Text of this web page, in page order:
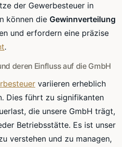
der Gewerbesteuer in
können die Gewinnverteilung
und erfordern eine präzise
.
deren Einfluss auf die GmbH
variieren erheblich
Dies führt zu signifikanten
die unsere GmbH trägt,
Betriebsstätte. Es ist unser
verstehen und zu managen,